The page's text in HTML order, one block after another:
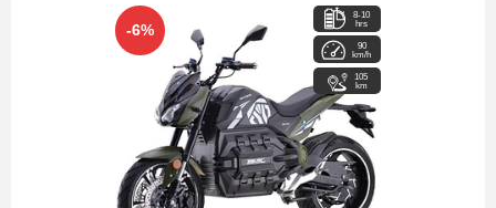
-6%
8-10
hrs
90
km/h
105
km